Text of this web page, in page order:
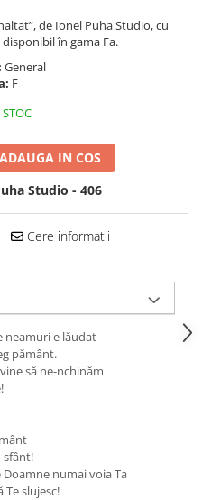
de Ionel Puha Studio, cu
în gama Fa.
General
F
ADAUGA IN COS
Studio - 406
Cere informatii
neamuri e lăudat
pământ.
să ne-nchinăm
sfânt!
Doamne numai voia Ta
slujesc!